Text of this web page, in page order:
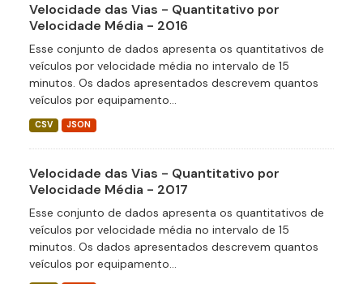
Velocidade das Vias - Quantitativo por
Velocidade Média - 2016
Esse conjunto de dados apresenta os quantitativos de
veículos por velocidade média no intervalo de 15
minutos. Os dados apresentados descrevem quantos
veículos por equipamento...
CSV JSON
Velocidade das Vias - Quantitativo por
Velocidade Média - 2017
Esse conjunto de dados apresenta os quantitativos de
veículos por velocidade média no intervalo de 15
minutos. Os dados apresentados descrevem quantos
veículos por equipamento...